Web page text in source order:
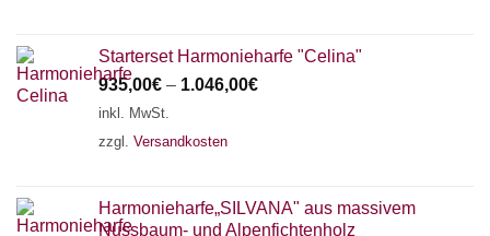
Starterset Harmonieharfe "Celina"
935,00€ – 1.046,00€
inkl. MwSt.
zzgl. Versandkosten
Harmonieharfe„SILVANA" aus massivem
Nussbaum- und Alpenfichtenholz